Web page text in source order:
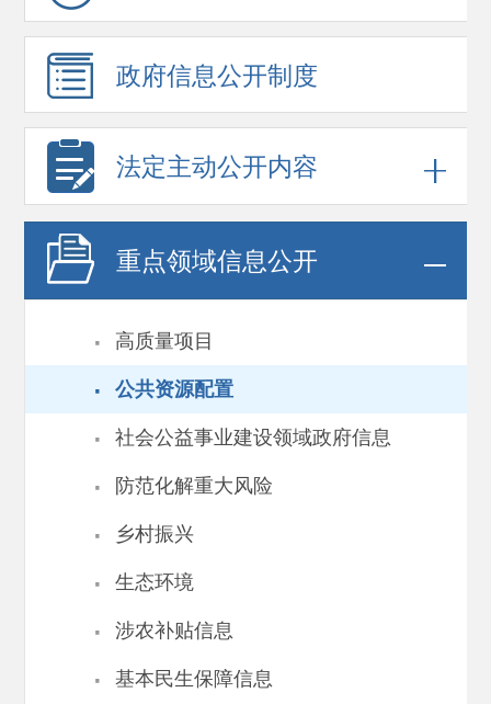
政府信息公开制度
法定主动公开内容
重点领域信息公开
· 高质量项目
· 公共资源配置
· 社会公益事业建设领域政府信息
· 防范化解重大风险
· 乡村振兴
· 生态环境
· 涉农补贴信息
· 基本民生保障信息